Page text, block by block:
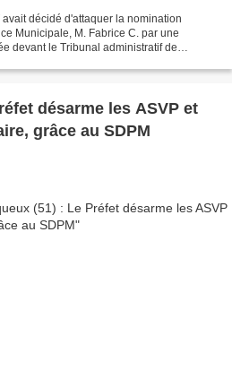
décidé d'attaquer la nomination
Municipale, M. Fabrice C. par une
devant le Tribunal administratif de
désarme les ASVP et
grâce au SDPM